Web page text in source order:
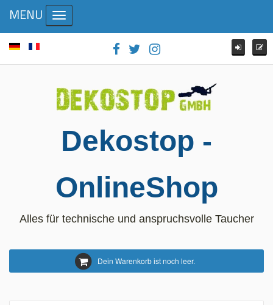
Dekostop -
OnlineShop
Alles für technische und anspruchsvolle Taucher
Dein Warenkorb ist noch leer.
MENU Toggle navigation